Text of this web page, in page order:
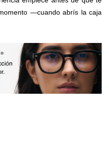
—cuando abrís la caja